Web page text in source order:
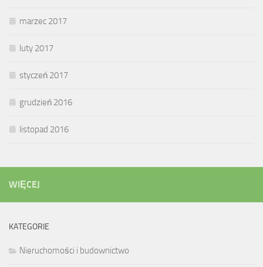
marzec 2017
luty 2017
styczeń 2017
grudzień 2016
listopad 2016
WIĘCEJ
KATEGORIE
Nieruchomości i budownictwo